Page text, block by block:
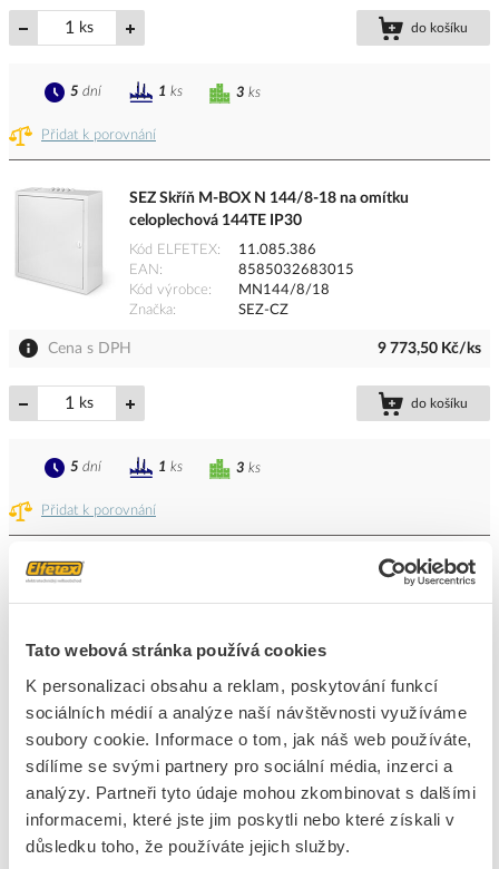
Tato webová stránka používá cookies
K personalizaci obsahu a reklam, poskytování funkcí
sociálních médií a analýze naší návštěvnosti využíváme
soubory cookie. Informace o tom, jak náš web používáte,
sdílíme se svými partnery pro sociální média, inzerci a
analýzy. Partneři tyto údaje mohou zkombinovat s dalšími
informacemi, které jste jim poskytli nebo které získali v
důsledku toho, že používáte jejich služby.
ks do košíku
Přidat k porovnání
3 ks
5 dní 1 ks
SEZ Skříň M-BOX N 144/8-18 na omítku
celoplechová 144TE IP30
Kód ELFETEX
11.085.386
EAN
8585032683015
Kód výrobce
MN144/8/18
Značka
SEZ-CZ
Cena s DPH 9 773,50 Kč/ks
ks do košíku
Přidat k porovnání
3 ks
5 dní 1 ks
SEZ Skříň M-BOX P 72/4-18, 72TE, rozvodná pod
EAN
8585032682902
Značka
SEZ-CZ
5 044,65 Kč/ks
3 ks
5dní 9 ks